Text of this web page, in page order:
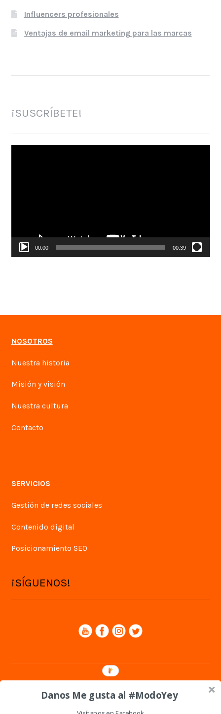
Influencers profesionales
Ventajas de email marketing para las marcas
¡SUSCRÍBETE!
00:00 00:39
NOSOTROS
Nuestra historia
Misión y visión
Nuestra cultura
Contacto
SERVICIOS
Gestión de redes sociales
Contenido digital
Posicionamiento SEO
¡SÍGUENOS!
© Yey Digital 2026
Política de privacidad
Danos Me gusta al #ModoYey